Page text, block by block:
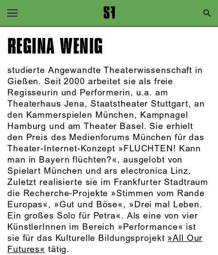
Zur Hauptnavigation springen
Zum Hauptinhalt springen
REGINA WENIG
studierte Angewandte Theaterwissenschaft in
Gießen. Seit 2000 arbeitet sie als freie
Regisseurin und Performerin, u.a. am
Theaterhaus Jena, Staatstheater Stuttgart, an
den Kammerspielen München, Kampnagel
Hamburg und am Theater Basel. Sie erhielt
den Preis des Medienforums München für das
Theater-Internet-Konzept »FLUCHTEN! Kann
man in Bayern flüchten?«, ausgelobt von
Spielart München und ars electronica Linz.
Zuletzt realisierte sie im Frankfurter Stadtraum
die Recherche-Projekte »Stimmen vom Rande
Europas«, »Gut und Böse«, »Drei mal Leben.
Ein großes Solo für Petra«. Als eine von vier
KünstlerInnen im Bereich »Performance« ist
sie für das Kulturelle Bildungsprojekt »All Our
Futures« tätig.